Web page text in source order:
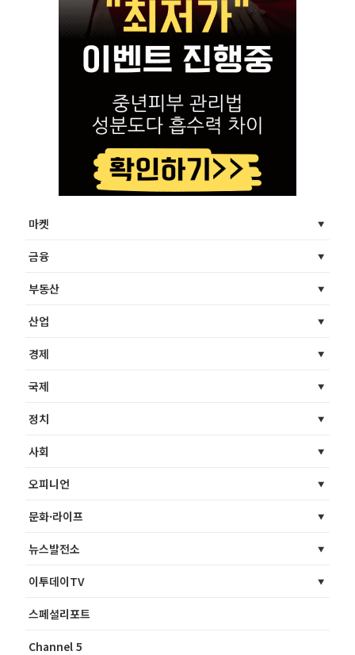
마켓
금융
부동산
산업
경제
국제
정치
사회
오피니언
문화·라이프
뉴스발전소
이투데이TV
스페셜리포트
Channel 5